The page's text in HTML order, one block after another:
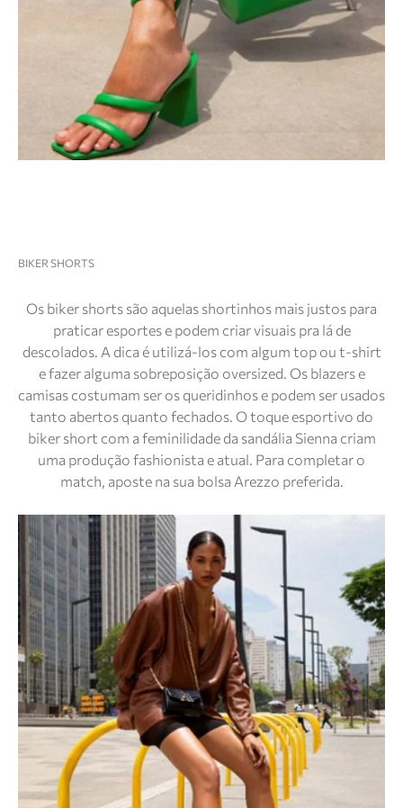
BIKER SHORTS
Os biker shorts são aquelas shortinhos mais justos para
praticar esportes e podem criar visuais pra lá de
descolados. A dica é utilizá-los com algum top ou t-shirt
e fazer alguma sobreposição oversized. Os blazers e
camisas costumam ser os queridinhos e podem ser usados
tanto abertos quanto fechados. O toque esportivo do
biker short com a feminilidade da sandália Sienna criam
uma produção fashionista e atual. Para completar o
match, aposte na sua bolsa Arezzo preferida.